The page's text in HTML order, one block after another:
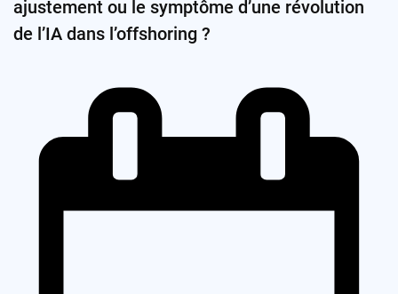
ajustement ou le symptôme d’une révolution
de l’IA dans l’offshoring ?